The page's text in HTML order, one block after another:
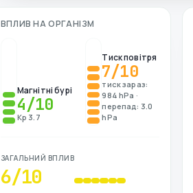
ВПЛИВ НА ОРГАНІЗМ
Магнітні бурі
4/10
Kp 3.7
Тиск повітря
7/10
тиск зараз:
984 hPa ·
перепад: 3.0
hPa
ЗАГАЛЬНИЙ ВПЛИВ
6/10